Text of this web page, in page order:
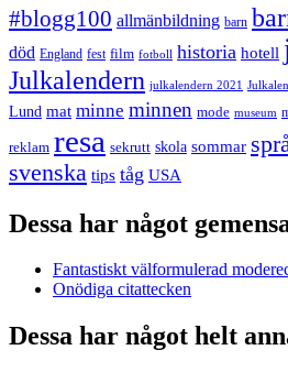
#blogg100 allmänbildning barn
död England fest film fotboll historia hotell
Julkalendern julkalendern 2021
Lund mat minne minnen mode museum
reklam resa sekrutt skola sommar
svenska tips tåg USA
Dessa har något
Fantastiskt välformulerad
Onödiga citattecken
Dessa har något helt